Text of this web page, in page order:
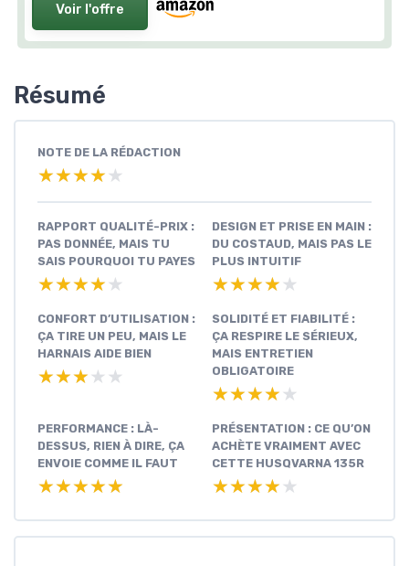
Voir l'offre
Résumé
NOTE DE LA RÉDACTION
★★★★★
★★★★★
RAPPORT QUALITÉ-PRIX :
PAS DONNÉE, MAIS TU
SAIS POURQUOI TU PAYES
★★★★★
★★★★★
DESIGN ET PRISE EN MAIN :
DU COSTAUD, MAIS PAS LE
PLUS INTUITIF
★★★★★
★★★★★
CONFORT D’UTILISATION :
ÇA TIRE UN PEU, MAIS LE
HARNAIS AIDE BIEN
★★★★★
★★★★★
SOLIDITÉ ET FIABILITÉ :
ÇA RESPIRE LE SÉRIEUX,
MAIS ENTRETIEN
OBLIGATOIRE
★★★★★
★★★★★
PERFORMANCE : LÀ-
DESSUS, RIEN À DIRE, ÇA
ENVOIE COMME IL FAUT
★★★★★
★★★★★
PRÉSENTATION : CE QU’ON
ACHÈTE VRAIMENT AVEC
CETTE HUSQVARNA 135R
★★★★★
★★★★★